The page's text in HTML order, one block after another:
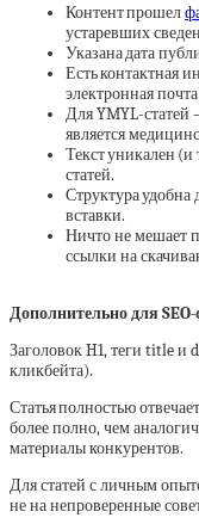
Контент прошел
устаревших
Указана дата
Есть контактная
электронная
Для YMYL-статей
является
Текст уникален
статей.
Структура удобна
вставки.
Ничто не мешает
ссылки на
Дополнительно для SEO-
Заголовок H1, теги title и
кликбейта).
Статья полностью
более полно, чем
материалы конкурентов.
Для статей с личным
не на непроверенные